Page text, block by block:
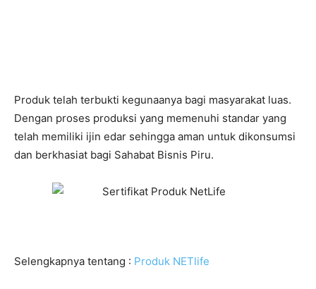
Produk telah terbukti kegunaanya bagi masyarakat luas.
Dengan proses produksi yang memenuhi standar yang
telah memiliki ijin edar sehingga aman untuk dikonsumsi
dan berkhasiat bagi Sahabat Bisnis Piru.
Selengkapnya tentang : Produk NETlife